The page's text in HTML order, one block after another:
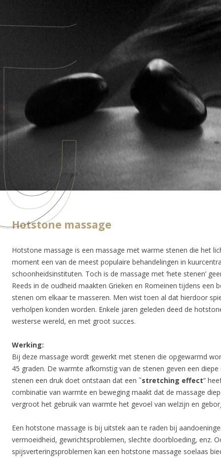
Hotstone massage
Hotstone massage is een massage met warme stenen die het
moment een van de meest populaire behandelingen in
schoonheidsinstituten. Toch is de massage met ‘hete stenen’
Reeds in de oudheid maakten Grieken en Romeinen tijdens een
stenen om elkaar te masseren. Men wist toen al dat hierdoor
verholpen konden worden. Enkele jaren geleden deed de
westerse wereld, en met groot succes.
Werking:
Bij deze massage wordt gewerkt met stenen die opgewarmd
45 graden. De warmte afkomstig van de stenen geven een
stenen een druk doet ontstaan dat een ˜stretching effect”
combinatie van warmte en beweging maakt dat de massage
vergroot het gebruik van warmte het gevoel van welzijn en
Een hotstone massage is bij uitstek aan te raden bij
vermoeidheid, gewrichtsproblemen, slechte doorbloeding, enz.
spijsverteringsproblemen kan een hotstone massage soelaas